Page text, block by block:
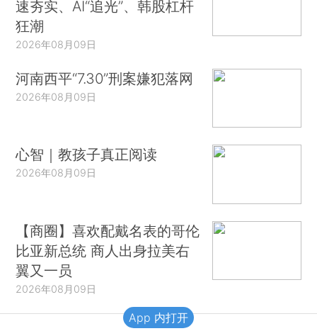
速夯实、AI“追光”、韩股杠杆
狂潮
2026年08月09日
河南西平“7.30”刑案嫌犯落网
2026年08月09日
心智｜教孩子真正阅读
2026年08月09日
【商圈】喜欢配戴名表的哥伦
比亚新总统 商人出身拉美右
翼又一员
2026年08月09日
App 内打开